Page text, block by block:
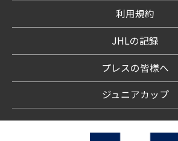
利用規約
JHLの記録
プレスの皆様へ
ジュニアカップ